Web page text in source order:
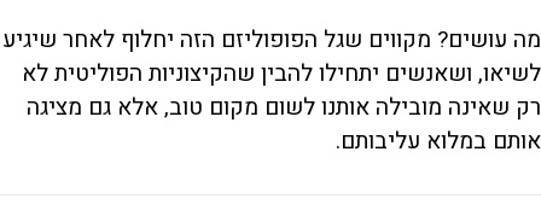
מה עושים? מקווים שגל הפופוליזם הזה יחלוף לאחר שיגיע
לשיאו, ושאנשים יתחילו להבין שהקיצוניות הפוליטית לא
רק שאינה מובילה אותנו לשום מקום טוב, אלא גם מציגה
אותם במלוא עליבותם.